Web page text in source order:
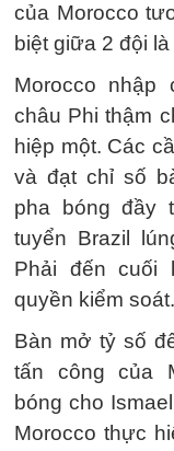
của Morocco
biệt giữa 2 đội
Morocco
châu Phi thậm
hiệp một. Các
và đạt chỉ số
pha bóng đầy
tuyển Brazil
Phải đến cuối
quyền kiểm soát.
Bàn mở tỷ số
tấn công của
bóng cho
Morocco thực